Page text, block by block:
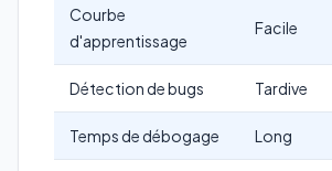
Courbe
d'apprentissage
Facile
Détection de bugs Tardive
Temps de débogage Long